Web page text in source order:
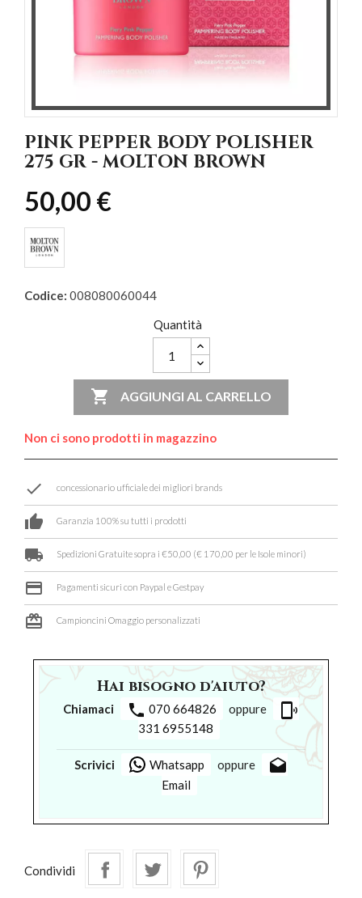
PINK PEPPER BODY POLISHER
275 GR - MOLTON BROWN
50,00 €
Codice: 008080060044
Quantità
 AGGIUNGI AL CARRELLO
Non ci sono prodotti in magazzino
done concessionario ufficiale dei migliori brands
thumb_up Garanzia 100% su tutti i prodotti
local_shipping Spedizioni Gratuite sopra i €50,00 (€ 170,00 per le Isole minori)
credit_card Pagamenti sicuri con Paypal e Gestpay
card_giftcard Campioncini Omaggio personalizzati
Hai bisogno d'aiuto?
Chiamaci phone 070 664826 oppure phonelink_ring
331 6955148
Scrivici Whatsapp oppure drafts
Email
Condividi